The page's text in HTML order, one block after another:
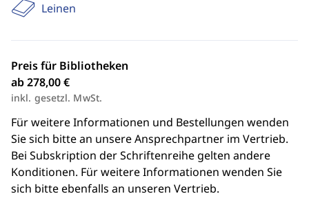
Leinen
Preis für Bibliotheken
ab 278,00 €
inkl. gesetzl. MwSt.
Für weitere Informationen und Bestellungen wenden
Sie sich bitte an unsere Ansprechpartner im Vertrieb.
Bei Subskription der Schriftenreihe gelten andere
Konditionen. Für weitere Informationen wenden Sie
sich bitte ebenfalls an unseren Vertrieb.